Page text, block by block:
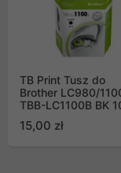
TB Print Tusz do
Brother LC980/
TBB-LC1100B BK
15,00 zł